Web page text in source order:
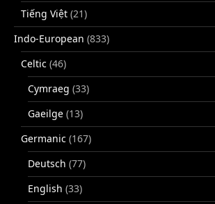
Tiếng Việt (21)
Indo-European (833)
Celtic (46)
Cymraeg (33)
Gaeilge (13)
Germanic (167)
Deutsch (77)
English (33)